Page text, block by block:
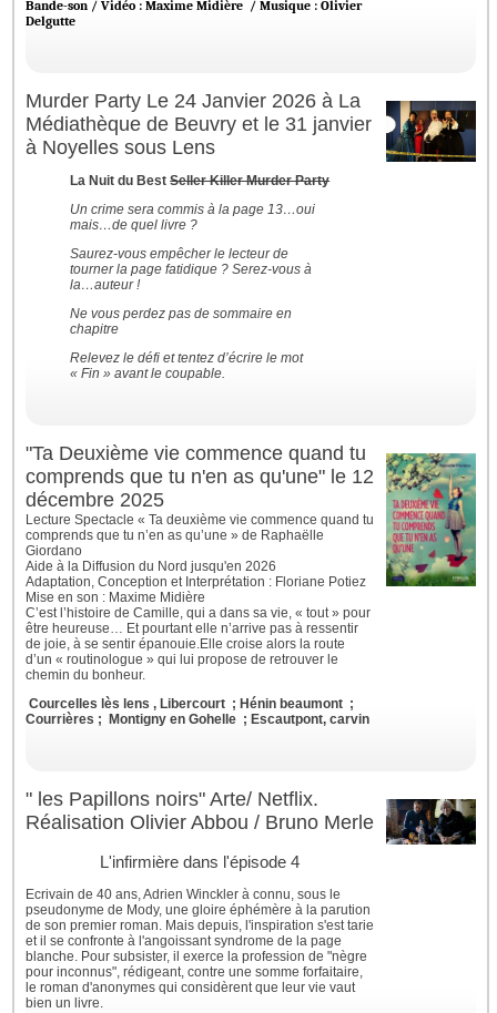
Bande-son / Vidéo : Maxime Midière / Musique : Olivier
Delgutte
Murder Party Le 24 Janvier 2026 à La
Médiathèque de Beuvry et le 31 janvier
à Noyelles sous Lens
La Nuit du BestSeller Killer Murder Party
Un crime sera commis à la page 13…oui
mais…de quel livre ?
Saurez-vous empêcher le lecteur de
tourner la page fatidique ? Serez-vous à
la…auteur !
Ne vous perdez pas de sommaire en
chapitre
Relevez le défi et tentez d’écrire le mot
« Fin » avant le coupable.
"Ta Deuxième vie commence quand tu
comprends que tu n'en as qu'une" le 12
décembre 2025
Lecture Spectacle « Ta deuxième vie commence quand tu
comprends que tu n’en as qu’une » de Raphaëlle
Giordano
Aide à la Diffusion du Nord jusqu'en 2026
Adaptation, Conception et Interprétation : Floriane Potiez
Mise en son : Maxime Midière
C’est l’histoire de Camille, qui a dans sa vie, « tout » pour
être heureuse… Et pourtant elle n’arrive pas à ressentir
de joie, à se sentir épanouie.Elle croise alors la route
d’un « routinologue » qui lui propose de retrouver le
chemin du bonheur.
Courcelles lès lens , Libercourt ; Hénin beaumont ;
Courrières ; Montigny en Gohelle ; Escautpont, carvin
" les Papillons noirs" Arte/ Netflix.
Réalisation Olivier Abbou / Bruno Merle
L'infirmière dans l'épisode 4
Ecrivain de 40 ans, Adrien Winckler à connu, sous le
pseudonyme de Mody, une gloire éphémère à la parution
de son premier roman. Mais depuis, l'inspiration s'est tarie
et il se confronte à l'angoissant syndrome de la page
blanche. Pour subsister, il exerce la profession de "nègre
pour inconnus", rédigeant, contre une somme forfaitaire,
le roman d'anonymes qui considèrent que leur vie vaut
bien un livre.